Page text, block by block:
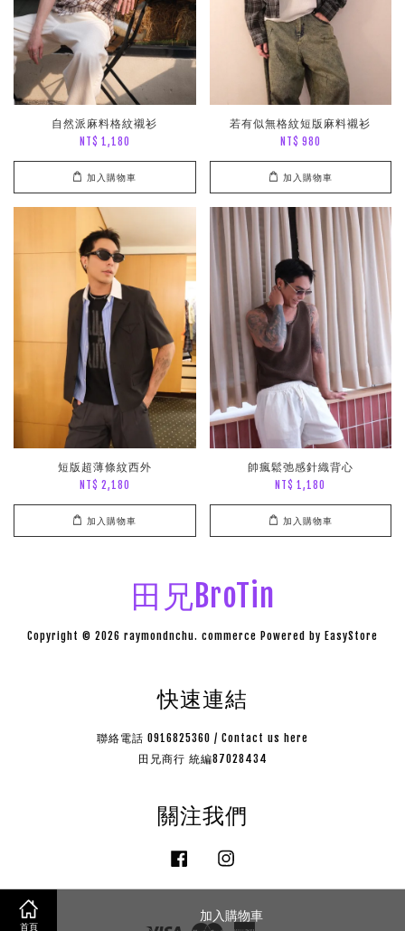
首頁
加入購物車
自然派麻料格紋襯衫
NT$ 1,180
加入購物車
若有似無格紋短版麻料襯衫
NT$ 980
加入購物車
短版超薄條紋西外
NT$ 2,180
加入購物車
帥瘋鬆弛感針織背心
NT$ 1,180
加入購物車
田兄BroTin
Copyright © 2026 raymondnchu. commerce Powered by EasyStore
快速連結
聯絡電話 0916825360 / Contact us here
田兄商行 統編87028434
關注我們
Facebook
Visa Master